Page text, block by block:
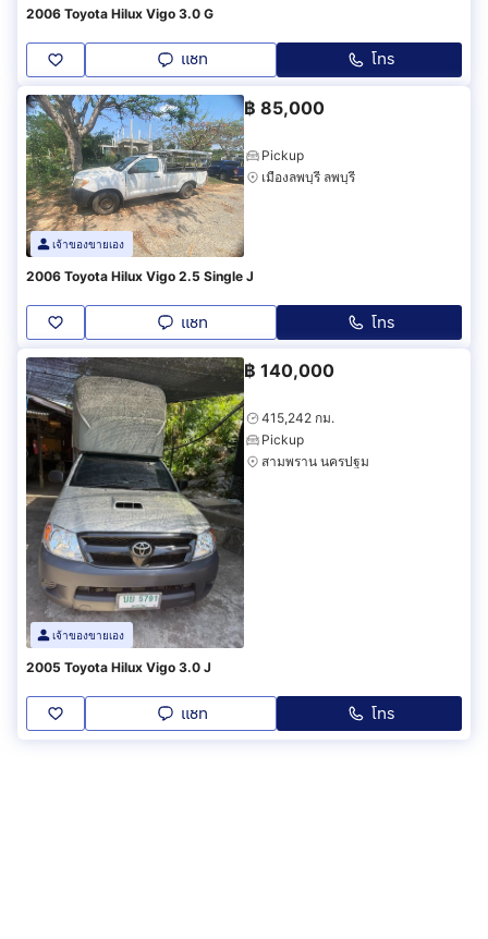
2006 Toyota Hilux Vigo 3.0 G
แชท โทร
เจ้าของขายเอง
฿ 85,000
Pickup
เมืองลพบุรี ลพบุรี
2006 Toyota Hilux Vigo 2.5 Single J
แชท โทร
เจ้าของขายเอง
฿ 140,000
415,242 กม.
Pickup
สามพราน นครปฐม
2005 Toyota Hilux Vigo 3.0 J
แชท โทร